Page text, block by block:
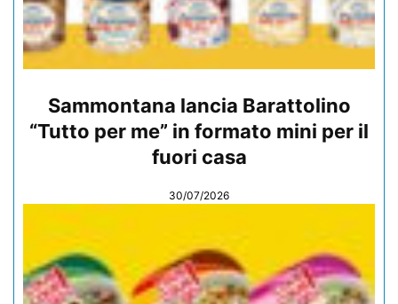
Sammontana lancia Barattolino
“Tutto per me” in formato mini per il
fuori casa
30/07/2026